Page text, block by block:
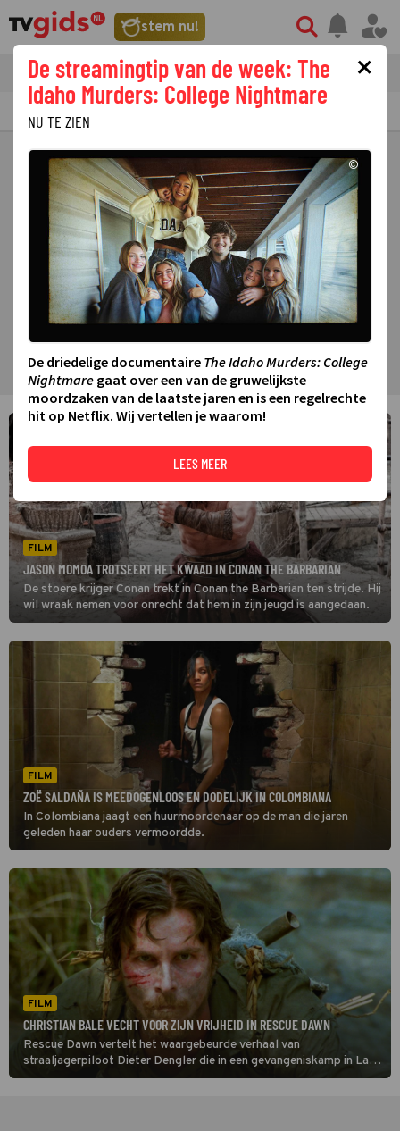
stem nu!
tvgids streaming nieuws
PRIMETIME GEMIST
FILM
JASON MOMOA TROTSEERT HET KWAAD IN CONAN THE BARBARIAN
De stoere krijger Conan trekt in Conan the Barbarian ten strijde. Hij
wil wraak nemen voor onrecht dat hem in zijn jeugd is aangedaan.
FILM
ZOË SALDAÑA IS MEEDOGENLOOS EN DODELIJK IN COLOMBIANA
In Colombiana jaagt een huurmoordenaar op de man die jaren
geleden haar ouders vermoordde.
FILM
CHRISTIAN BALE VECHT VOOR ZIJN VRIJHEID IN RESCUE DAWN
Rescue Dawn vertelt het waargebeurde verhaal van
straaljagerpiloot Dieter Dengler die in een gevangeniskamp in Laos
terechtkomt. Hij onderneemt een gewaagde ontsnappingspoging.
×
De streamingtip van de week: The
Idaho Murders: College Nightmare
NU TE ZIEN
©
De driedelige documentaire The Idaho Murders: College
Nightmare gaat over een van de gruwelijkste
moordzaken van de laatste jaren en is een regelrechte
hit op Netflix. Wij vertellen je waarom!
LEES MEER